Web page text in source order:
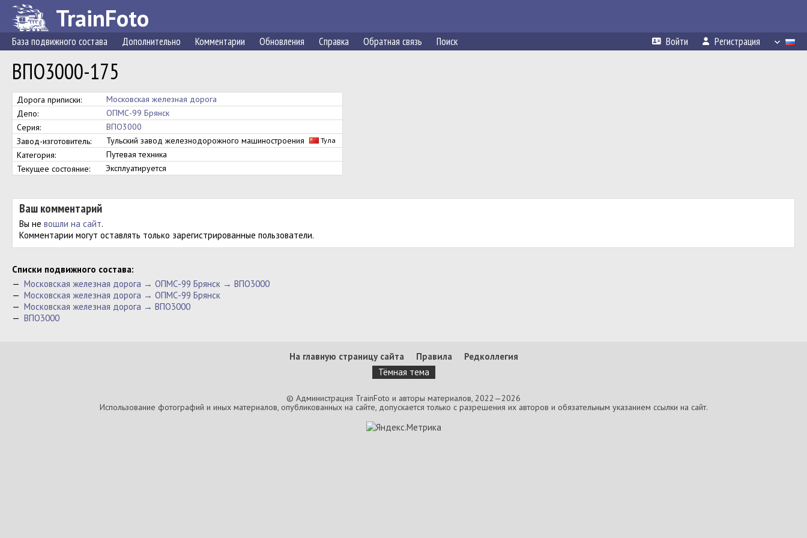
TrainFoto
База подвижного состава Дополнительно Комментарии Обновления Справка Обратная связь Поиск Войти Регистрация
ВПО3000-175
Дорога приписки:
Московская железная дорога
Депо:
ОПМС-99 Брянск
Серия:
ВПО3000
Завод-изготовитель:
Тульский завод железнодорожного машиностроения Тула
Категория:
Путевая техника
Текущее состояние:
Эксплуатируется
Ваш комментарий
Вы не вошли на сайт.
Комментарии могут оставлять только зарегистрированные пользователи.
Cписки подвижного состава:
— Московская железная дорога → ОПМС-99 Брянск → ВПО3000
— Московская железная дорога → ОПМС-99 Брянск
— Московская железная дорога → ВПО3000
— ВПО3000
На главную страницу сайта Правила
Редколлегия
Тёмная тема
© Администрация TrainFoto и авторы материалов, 2022—2026
Использование фотографий и иных материалов, опубликованных на сайте, допускается только с разрешения их авторов и обязательным указанием ссылки на сайт.